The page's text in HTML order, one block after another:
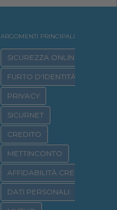
ARGOMENTI PRINCIPALI
SICUREZZA ONLINE
FURTO D'IDENTITÀ
PRIVACY
SICURNET
CREDITO
METTINCONTO
AFFIDABILITÀ CREDITIZIA
DATI PERSONALI